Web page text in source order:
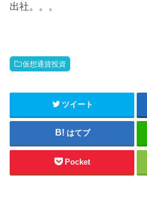
出社。。。
仮想通貨投資
ツイート
はてブ
Pocket